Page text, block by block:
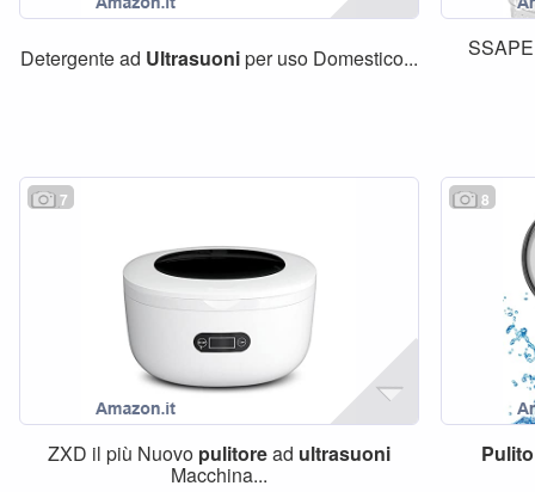
Detergente ad Ultrasuoniper uso Domestico...
7
ZXD il più Nuovo pulitoread ultrasuoni
Macchina...
8